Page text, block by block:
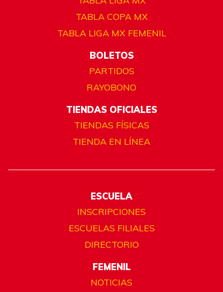
TABLA COPA MX
TABLA LIGA MX FEMENIL
BOLETOS
PARTIDOS
RAYOBONO
TIENDAS OFICIALES
TIENDAS FÍSICAS
TIENDA EN LÍNEA
ESCUELA
INSCRIPCIONES
ESCUELAS FILIALES
DIRECTORIO
FEMENIL
NOTICIAS